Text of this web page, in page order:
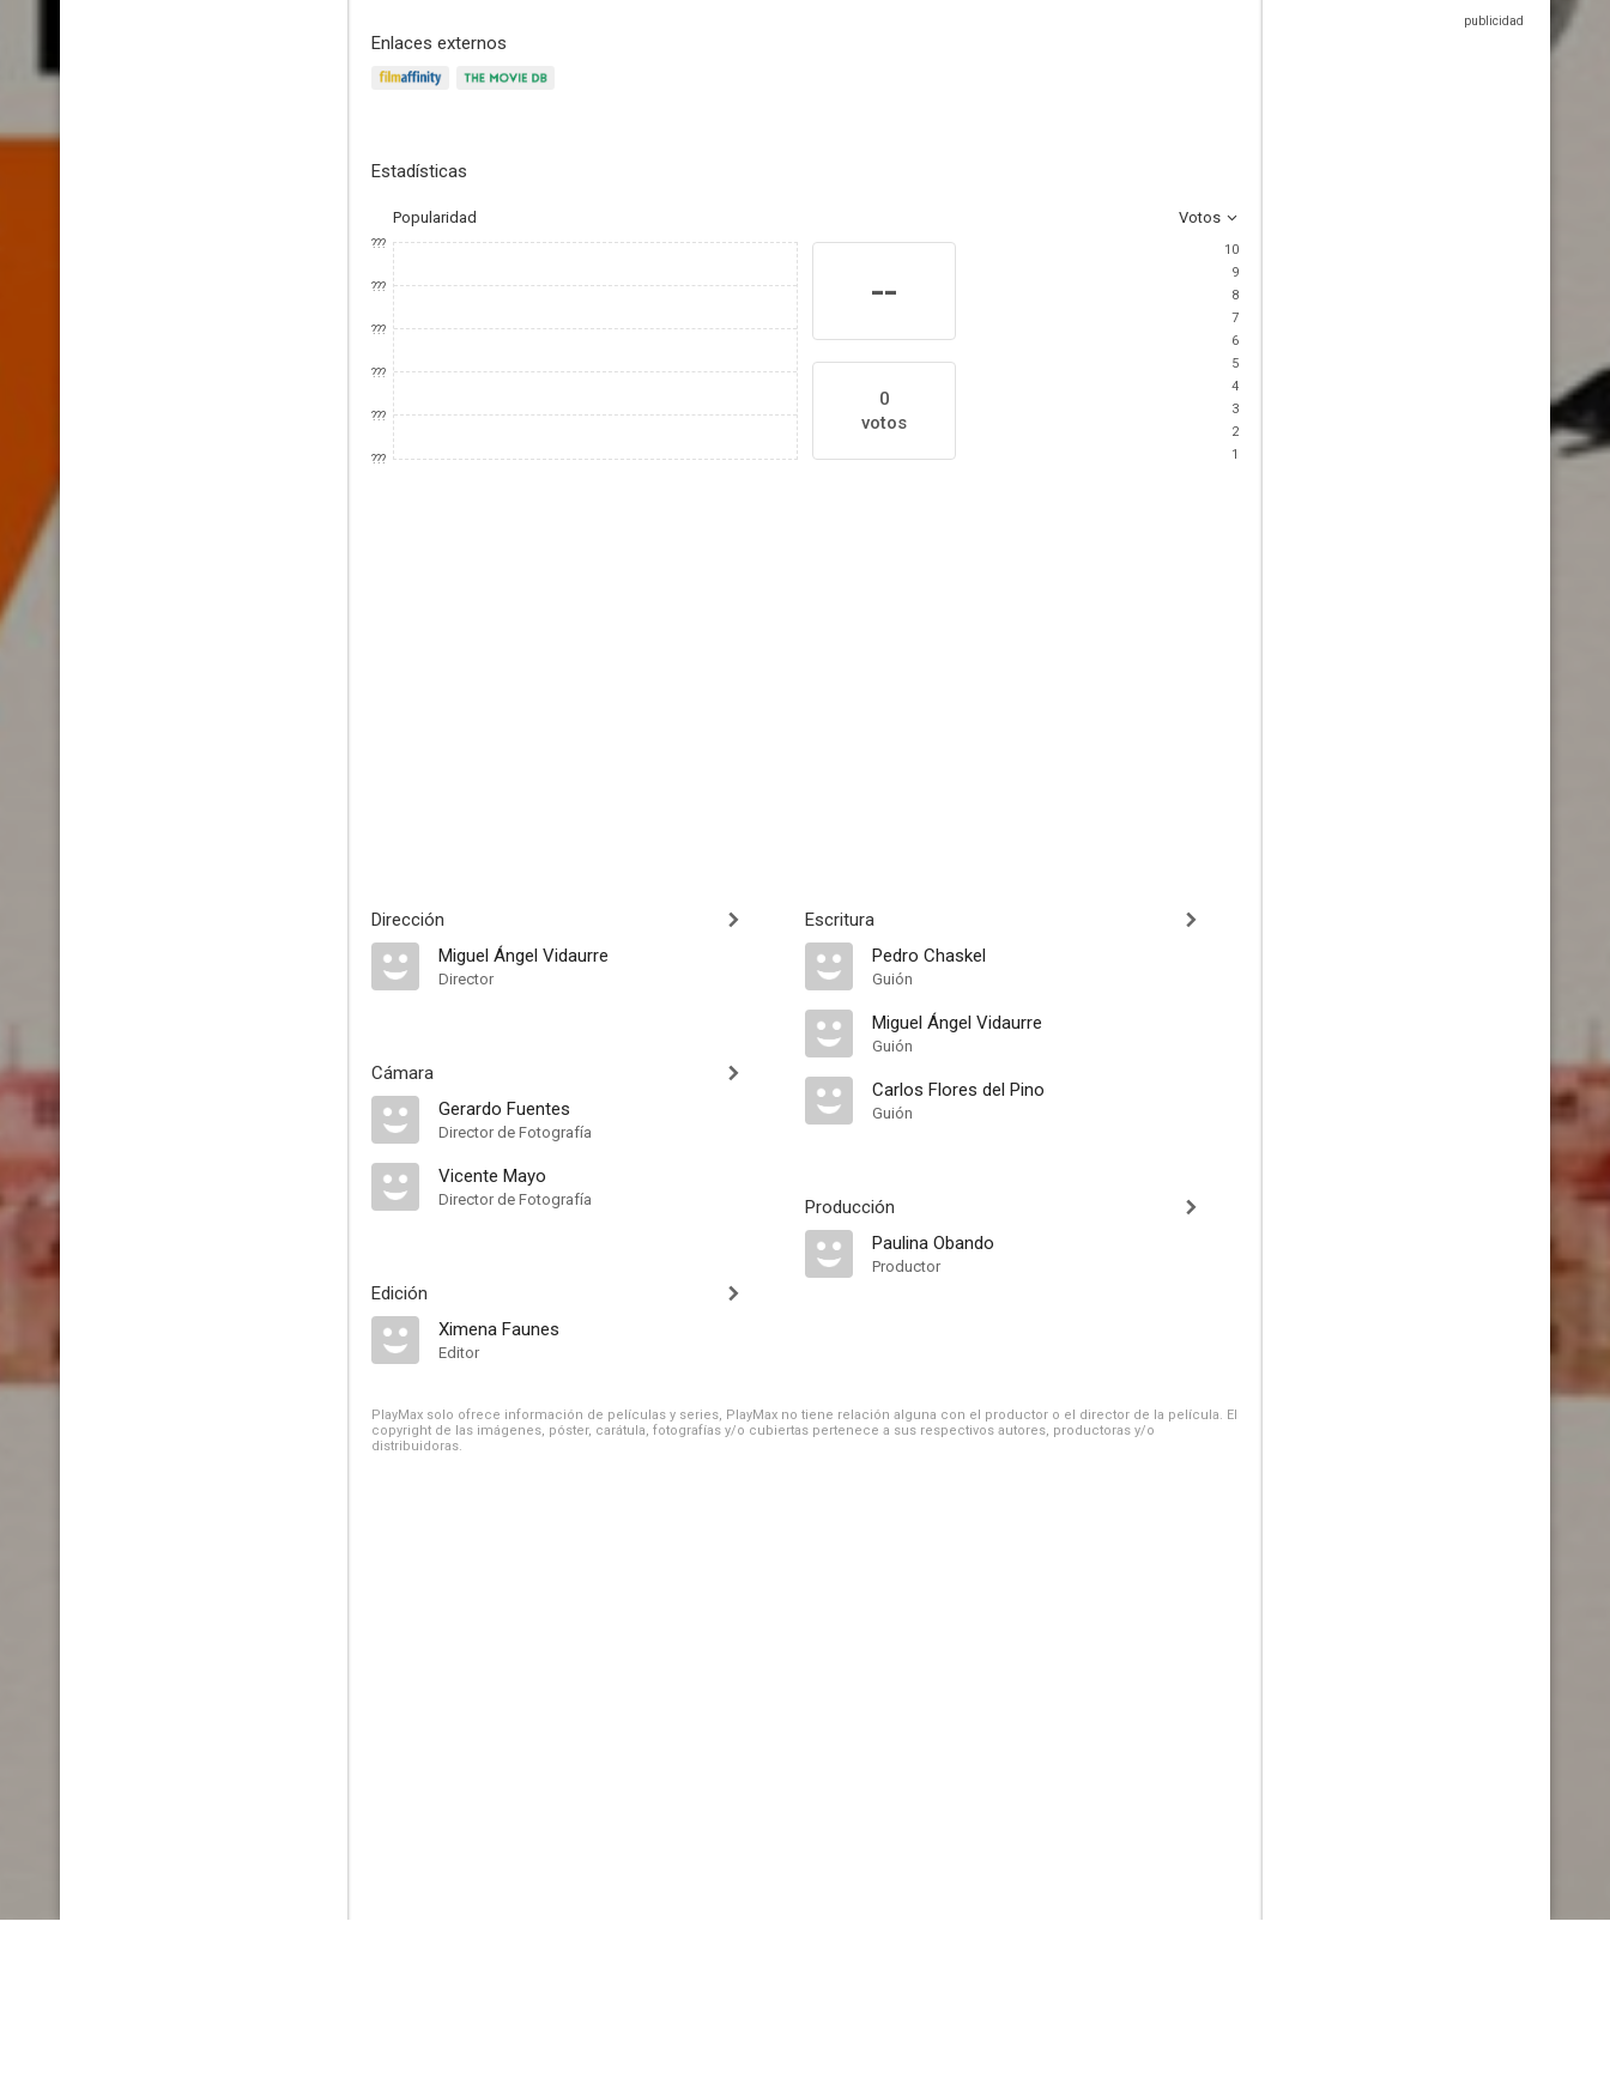
Enlaces externos
Estadísticas
Popularidad Votos
???
???
???
???
???
???
--
0
votos
10
9
8
7
6
5
4
3
2
1
Dirección
Miguel Ángel Vidaurre
Director
Cámara
Gerardo Fuentes
Director de Fotografía
Vicente Mayo
Director de Fotografía
Edición
Ximena Faunes
Editor
Escritura
Pedro Chaskel
Guión
Miguel Ángel Vidaurre
Guión
Carlos Flores del Pino
Guión
Producción
Paulina Obando
Productor
PlayMax solo ofrece información de películas y series, PlayMax no tiene relación alguna con el productor o el director de la película. El
copyright de las imágenes, póster, carátula, fotografías y/o cubiertas pertenece a sus respectivos autores, productoras y/o
distribuidoras.